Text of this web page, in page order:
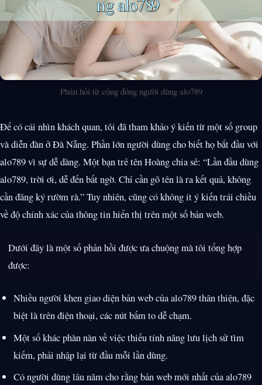
Phản hồi từ cộng đồng người dùng alo789
Để có cái nhìn khách quan, tôi đã tham khảo ý kiến từ một số group
và diễn đàn ở Đà Nẵng. Phần lớn người dùng cho biết họ bắt đầu với
alo789 vì sự dễ dàng. Một bạn trẻ tên Hoàng chia sẻ: “Lần đầu dùng
alo789, trời ơi, dễ đến bất ngờ. Chỉ cần gõ tên là ra kết quả, không
cần đăng ký rườm rà.” Tuy nhiên, cũng có không ít ý kiến trái chiều
về độ chính xác của thông tin hiển thị trên một số bản web.
Dưới đây là một số phản hồi được ưa chuộng mà tôi tổng hợp
được:
Nhiều người khen giao diện bản web của alo789 thân thiện, đặc
biệt là trên điện thoại, các nút bấm to dễ chạm.
Một số khác phàn nàn về việc thiếu tính năng lưu lịch sử tìm
kiếm, phải nhập lại từ đầu mỗi lần dùng.
Có người dùng lâu năm cho rằng bản web mới nhất của alo789